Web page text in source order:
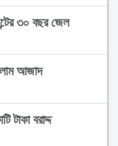
৩০ বছর জেল
আজাদ
বরাদ্দ